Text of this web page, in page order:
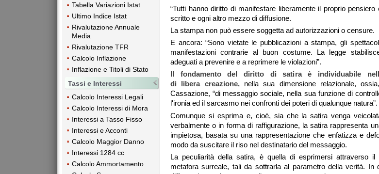
Tabella Variazioni Istat
Ultimo Indice Istat
Rivalutazione Annuale
Media
Rivalutazione TFR
Calcolo Inflazione
Inflazione e Titoli di Stato
Tassi e Interessi
Calcolo Interessi Legali
Calcolo Interessi di Mora
Interessi a Tasso Fisso
Interessi e Acconti
Calcolo Maggior Danno
Interessi 1284 cc
Calcolo Ammortamento
“Tutti hanno diritto di manifestare liberamente il proprio
scritto e ogni altro mezzo di diffusione.
La stampa non può essere soggetta ad autorizzazioni o censure.
E ancora: “Sono vietate le pubblicazioni a stampa, gli
manifestazioni contrarie al buon costume. La legge
adeguati a prevenire e a reprimere le violazioni”.
Il fondamento del diritto di satira è individuabile
di libera creazione,nella sua dimensione relazionale,
Cassazione, “di messaggio sociale, nella sua funzione di
l'ironia ed il sarcasmo nei confronti dei poteri di qualunque natura”.
Comunque si esprima e, cioè, sia che la satira venga
verbalmente o in forma di raffigurazione, la satira rappresenta
impietosa, basata su una rappresentazione che enfatizza e
modo da suscitare il riso nel destinatario del messaggio.
La peculiarità della satira, è quella di esprimersi attraverso il
metafora surreale, tali da sottrarla al parametro della verità. In